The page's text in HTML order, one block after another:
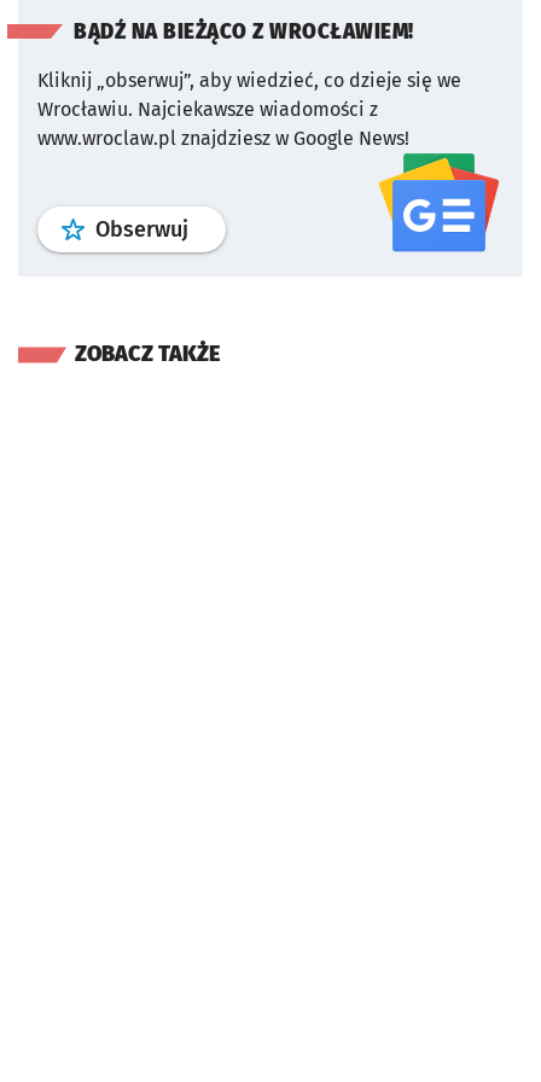
BĄDŹ NA BIEŻĄCO Z WROCŁAWIEM!
Kliknij „obserwuj”, aby wiedzieć, co dzieje się we
Wrocławiu. Najciekawsze wiadomości z
www.wroclaw.pl znajdziesz w Google News!
Obserwuj profil serwisu
ZOBACZ TAKŻE